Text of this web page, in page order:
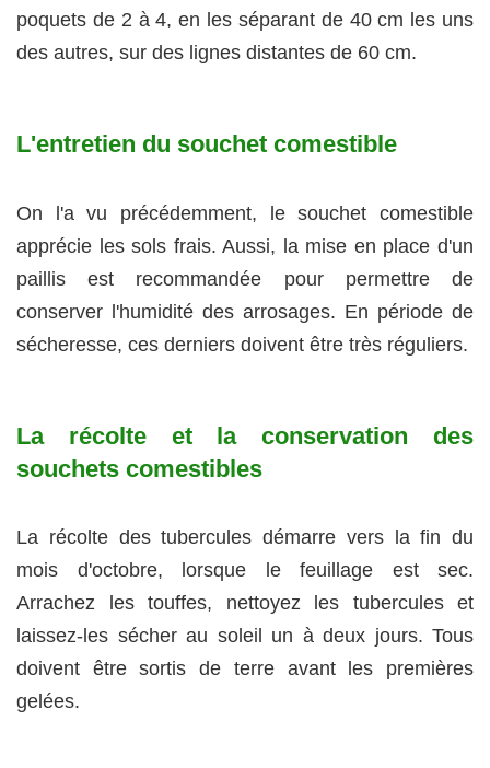
poquets de 2 à 4, en les séparant de 40 cm les uns
des autres, sur des lignes distantes de 60 cm.
L'entretien du souchet comestible
On l'a vu précédemment, le souchet comestible
apprécie les sols frais. Aussi, la mise en place d'un
paillis est recommandée pour permettre de
conserver l'humidité des arrosages. En période de
sécheresse, ces derniers doivent être très réguliers.
La récolte et la conservation des
souchets comestibles
La récolte des tubercules démarre vers la fin du
mois d'octobre, lorsque le feuillage est sec.
Arrachez les touffes, nettoyez les tubercules et
laissez-les sécher au soleil un à deux jours. Tous
doivent être sortis de terre avant les premières
gelées.